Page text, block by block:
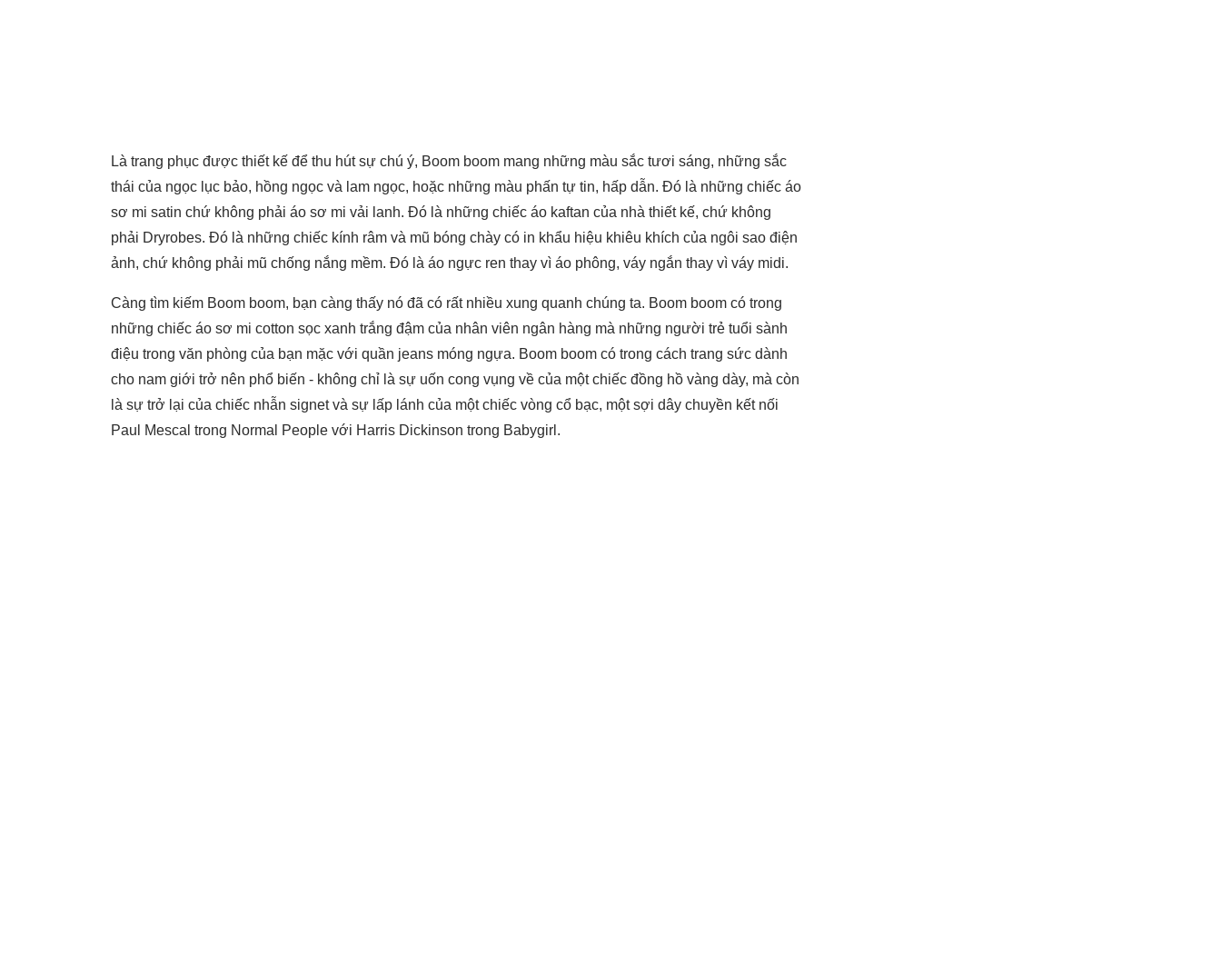
Là trang phục được thiết kế để thu hút sự chú ý, Boom boom mang những màu sắc tươi sáng, những sắc
thái của ngọc lục bảo, hồng ngọc và lam ngọc, hoặc những màu phấn tự tin, hấp dẫn. Đó là những chiếc áo
sơ mi satin chứ không phải áo sơ mi vải lanh. Đó là những chiếc áo kaftan của nhà thiết kế, chứ không
phải Dryrobes. Đó là những chiếc kính râm và mũ bóng chày có in khẩu hiệu khiêu khích của ngôi sao điện
ảnh, chứ không phải mũ chống nắng mềm. Đó là áo ngực ren thay vì áo phông, váy ngắn thay vì váy midi.
Càng tìm kiếm Boom boom, bạn càng thấy nó đã có rất nhiều xung quanh chúng ta. Boom boom có trong
những chiếc áo sơ mi cotton sọc xanh trắng đậm của nhân viên ngân hàng mà những người trẻ tuổi sành
điệu trong văn phòng của bạn mặc với quần jeans móng ngựa. Boom boom có trong cách trang sức dành
cho nam giới trở nên phổ biến - không chỉ là sự uốn cong vụng về của một chiếc đồng hồ vàng dày, mà còn
là sự trở lại của chiếc nhẫn signet và sự lấp lánh của một chiếc vòng cổ bạc, một sợi dây chuyền kết nối
Paul Mescal trong Normal People với Harris Dickinson trong Babygirl.